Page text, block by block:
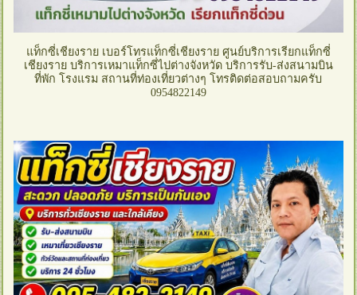
แท็กซี่เชียงราย เบอร์โทรแท็กซี่เชียงราย ศูนย์บริการเรียกแท็กซี่
เชียงราย บริการเหมาแท็กซี่ไปต่างจังหวัด บริการรับ-ส่งสนามบิน
ที่พัก โรงแรม สถานที่ท่องเที่ยวต่างๆ โทรติดต่อสอบถามครับ
0954822149